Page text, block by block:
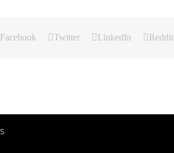
Facebook Twitter LinkedIn Reddit